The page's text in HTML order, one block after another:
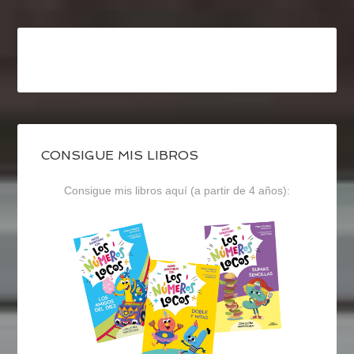
CONSIGUE MIS LIBROS
Consigue mis libros aquí (a partir de 4 años):